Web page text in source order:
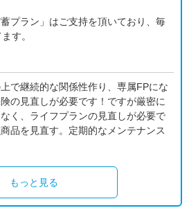
プラン」はご支持を頂いており、毎
す。
で継続的な関係性作り、専属FPにな
の見直しが必要です！ですが厳密に
く、ライフプランの見直しが必要で
品を見直す。定期的なメンテナンス
もっと見る